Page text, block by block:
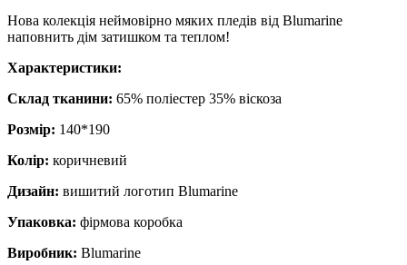
Нова колекція неймовірно мяких пледів від Blumarine
наповнить дім затишком та теплом!
Характеристики:
Склад тканини: 65% поліестер 35% віскоза
Розмір: 140*190
Колір: коричневий
Дизайн: вишитий логотип Blumarine
Упаковка: фірмова коробка
Виробник: Blumarine